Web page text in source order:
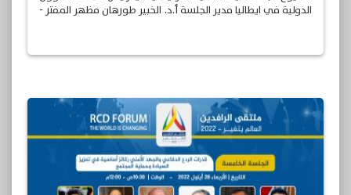
الدولية في ايطاليا مدير الجلسة أ.د. الخبير طورهان مظهر المفتر -